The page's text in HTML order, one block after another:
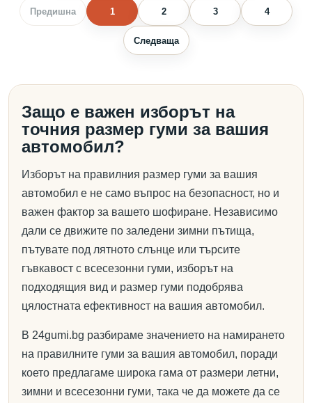
Предишна 1 2 3 4
Следваща
Защо е важен изборът на
точния размер гуми за вашия
автомобил?
Изборът на правилния размер гуми за вашия
автомобил е не само въпрос на безопасност, но и
важен фактор за вашето шофиране. Независимо
дали се движите по заледени зимни пътища,
пътувате под лятното слънце или търсите
гъвкавост с всесезонни гуми, изборът на
подходящия вид и размер гуми подобрява
цялостната ефективност на вашия автомобил.
В 24gumi.bg разбираме значението на намирането
на правилните гуми за вашия автомобил, поради
което предлагаме широка гама от размери летни,
зимни и всесезонни гуми, така че да можете да се